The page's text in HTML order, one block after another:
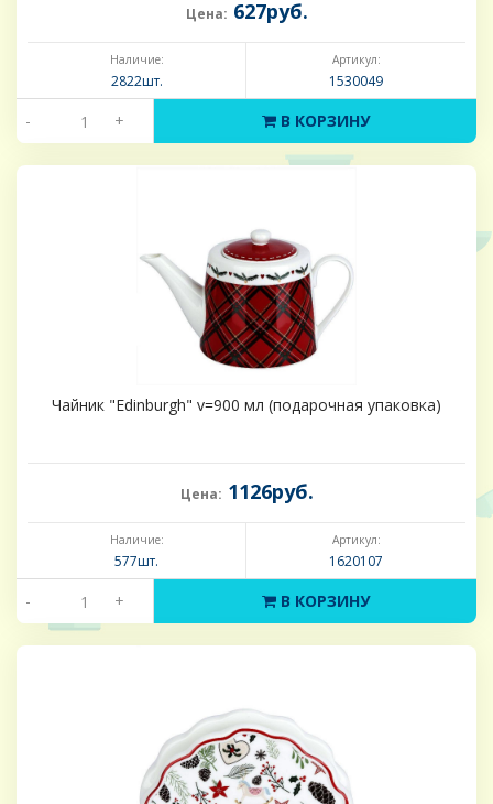
Цена: 627руб.
Наличие:
2822шт.
Артикул:
1530049
- + В КОРЗИНУ
Чайник "Edinburgh" v=900 мл (подарочная упаковка)
Цена: 1126руб.
Наличие:
577шт.
Артикул:
1620107
- + В КОРЗИНУ